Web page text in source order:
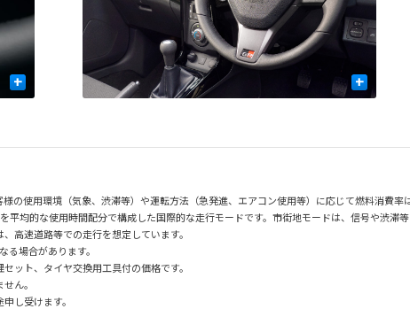
+ +
の使用環境（気象、渋滞等）や運転方法（急発進、エアコン使用等）に応じて燃料消費率
平均的な使用時間配分で構成した国際的な走行モードです。市街地モードは、信号や渋滞
高速道路等での走行を想定しています。
場合があります。
ット、タイヤ交換用工具付の価格です。
ん。
し受けます。